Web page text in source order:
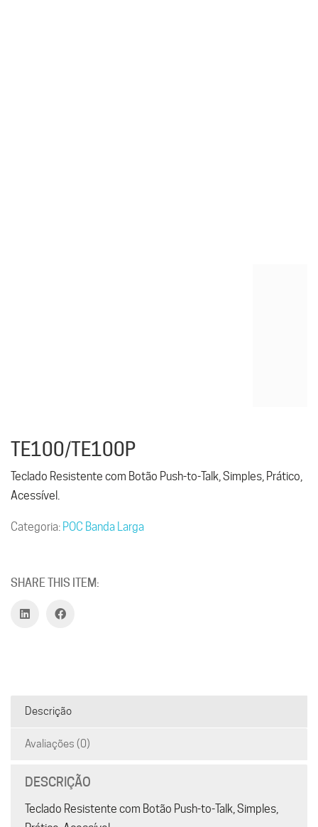
TE100/TE100P
Teclado Resistente com Botão Push-to-Talk, Simples, Prático,
Acessível.
Categoria: POC Banda Larga
SHARE THIS ITEM:
Descrição
Avaliações (0)
DESCRIÇÃO
Teclado Resistente com Botão Push-to-Talk, Simples,